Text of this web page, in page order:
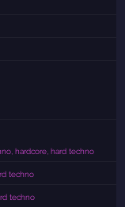
hardcore, hard techno
techno
techno